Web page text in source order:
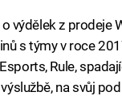
výdělek z prodeje
s týmy v roce
Rule,
na svůj